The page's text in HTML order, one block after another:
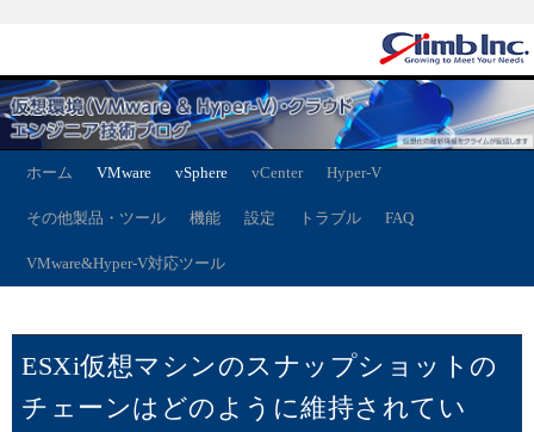
ホーム VMware vSphere vCenter Hyper-V
その他製品・ツール 機能 設定 トラブル FAQ
VMware&Hyper-V対応ツール
ESXi仮想マシンのスナップショットの
チェーンはどのように維持されてい